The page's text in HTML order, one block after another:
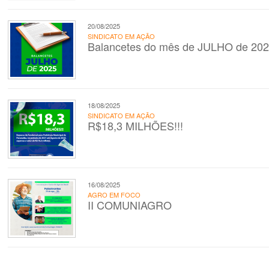
20/08/2025
SINDICATO EM AÇÃO
Balancetes do mês de JULHO de
18/08/2025
SINDICATO EM AÇÃO
R$18,3 MILHÕES!!!
16/08/2025
AGRO EM FOCO
II COMUNIAGRO